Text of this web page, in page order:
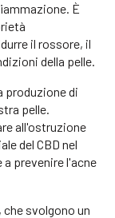
È
il rossore, il
della pelle.
produzione di
pelle.
all'ostruzione
del CBD nel
prevenire l'acne
svolgono un